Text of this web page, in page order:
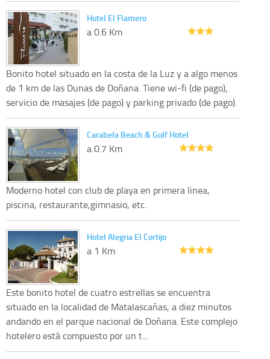
Hotel El Flamero
a 0.6 Km
Bonito hotel situado en la costa de la Luz y a algo menos
de 1 km de las Dunas de Doñana. Tiene wi-fi (de pago),
servicio de masajes (de pago) y parking privado (de pago).
Carabela Beach & Golf Hotel
a 0.7 Km
Moderno hotel con club de playa en primera linea,
piscina, restaurante,gimnasio, etc.
Hotel Alegria El Cortijo
a 1 Km
Este bonito hotel de cuatro estrellas se encuentra
situado en la localidad de Matalascañas, a diez minutos
andando en el parque nacional de Doñana. Este complejo
hotelero está compuesto por un t...